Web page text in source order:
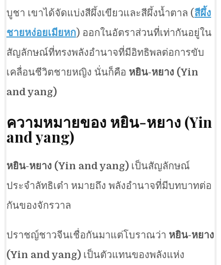
บูชา เขาได้จัดแบ่งสีผึ้งเขียวและสีผึ้งน้ำตาล (สีผึ้ง
ชายหง่อยเมียหก) ออกในอัตราส่วนที่เท่ากันอยู่ใน
สัญลักษณ์ที่ทรงพลังอำนาจที่มีอิทธิพลต่อการขับ
เคลื่อนชีวิตชายหญิง นั่นก็คือ หยิน-หยาง (Yin
and yang)
ความหมายของ หยิน-หยาง (Yin
and yang)
หยิน-หยาง (Yin and yang) เป็นสัญลักษณ์
ประจำลัทธิเต๋า หมายถึง พลังอำนาจที่มีบทบาทต่อ
กันของจักรวาล
ปราชญ์ชาวจีนเชื่อกันมาแต่โบราณว่า หยิน-หยาง
(Yin and yang) เป็นตัวแทนของพลังแห่ง